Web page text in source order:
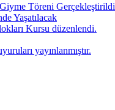
Töreni Gerçekleştirildi
Yaşatılacak
Kursu düzenlendi.
yayınlanmıştır.